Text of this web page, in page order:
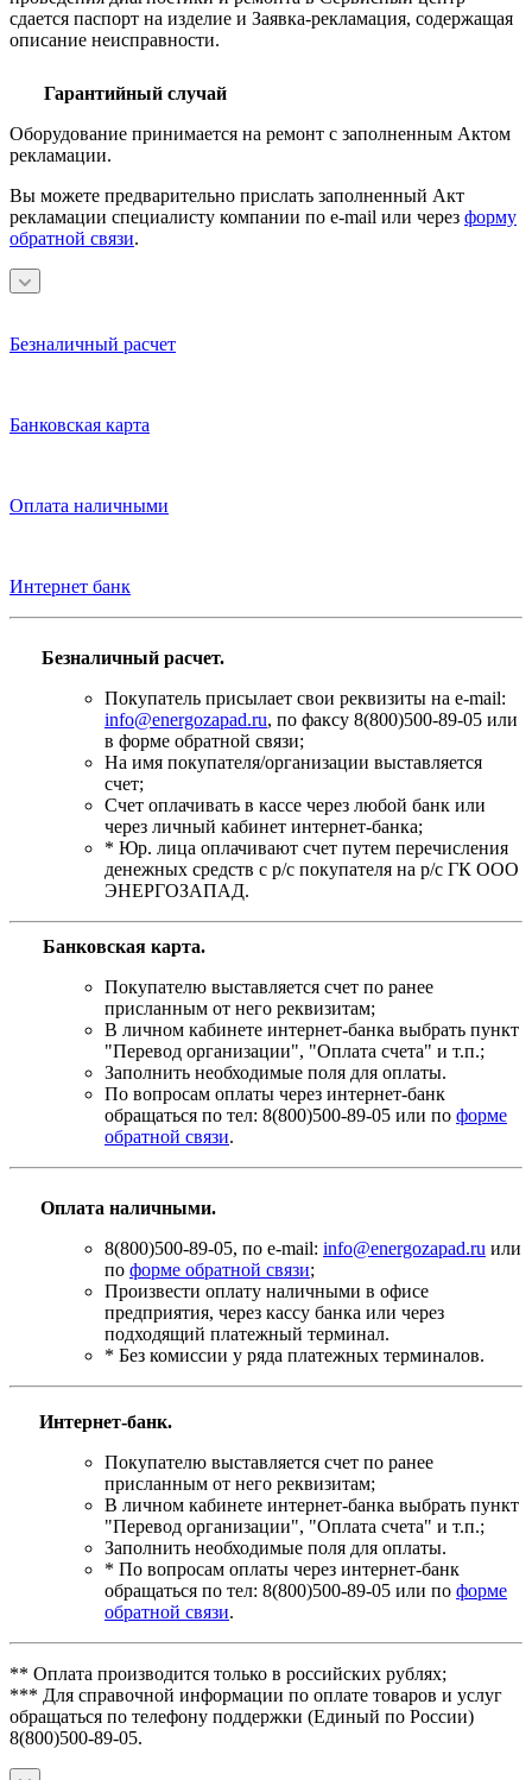
сдается паспорт на изделие и Заявка-рекламация, содержащая
описание неисправности.
Гарантийный случай
Оборудование принимается на ремонт с заполненным Актом
рекламации.
Вы можете предварительно прислать заполненный Акт
рекламации специалисту компании по e-mail или через форму
обратной связи.
Безналичный расчет
Банковская карта
Оплата наличными
Интернет банк
Безналичный расчет.
Покупатель присылает свои реквизиты на e-mail:
info@energozapad.ru, по факсу 8(800)500-89-05 или
в форме обратной связи;
На имя покупателя/организации выставляется
счет;
Счет оплачивать в кассе через любой банк или
через личный кабинет интернет-банка;
* Юр. лица оплачивают счет путем перечисления
денежных средств с р/с покупателя на р/с ГК ООО
ЭНЕРГОЗАПАД.
Банковская карта.
Покупателю выставляется счет по ранее
присланным от него реквизитам;
В личном кабинете интернет-банка выбрать пункт
"Перевод организации", "Оплата счета" и т.п.;
Заполнить необходимые поля для оплаты.
По вопросам оплаты через интернет-банк
обращаться по тел: 8(800)500-89-05 или по форме
обратной связи.
Оплата наличными.
8(800)500-89-05, по e-mail: info@energozapad.ru или
по форме обратной связи;
Произвести оплату наличными в офисе
предприятия, через кассу банка или через
подходящий платежный терминал.
* Без комиссии у ряда платежных терминалов.
Интернет-банк.
Покупателю выставляется счет по ранее
присланным от него реквизитам;
В личном кабинете интернет-банка выбрать пункт
"Перевод организации", "Оплата счета" и т.п.;
Заполнить необходимые поля для оплаты.
* По вопросам оплаты через интернет-банк
обращаться по тел: 8(800)500-89-05 или по форме
обратной связи.
** Оплата производится только в российских рублях;
*** Для справочной информации по оплате товаров и услуг
обращаться по телефону поддержки (Единый по России)
8(800)500-89-05.